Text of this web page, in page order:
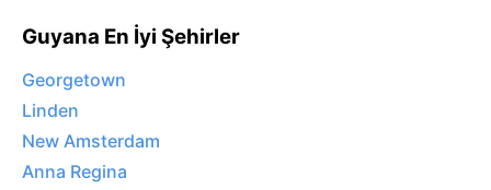
Guyana En İyi Şehirler
Georgetown
Linden
New Amsterdam
Anna Regina